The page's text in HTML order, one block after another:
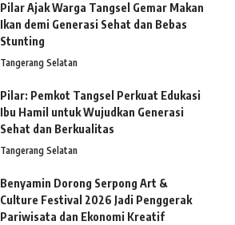
Pilar Ajak Warga Tangsel Gemar Makan
Ikan demi Generasi Sehat dan Bebas
Stunting
Tangerang Selatan
Pilar: Pemkot Tangsel Perkuat Edukasi
Ibu Hamil untuk Wujudkan Generasi
Sehat dan Berkualitas
Tangerang Selatan
Benyamin Dorong Serpong Art &
Culture Festival 2026 Jadi Penggerak
Pariwisata dan Ekonomi Kreatif